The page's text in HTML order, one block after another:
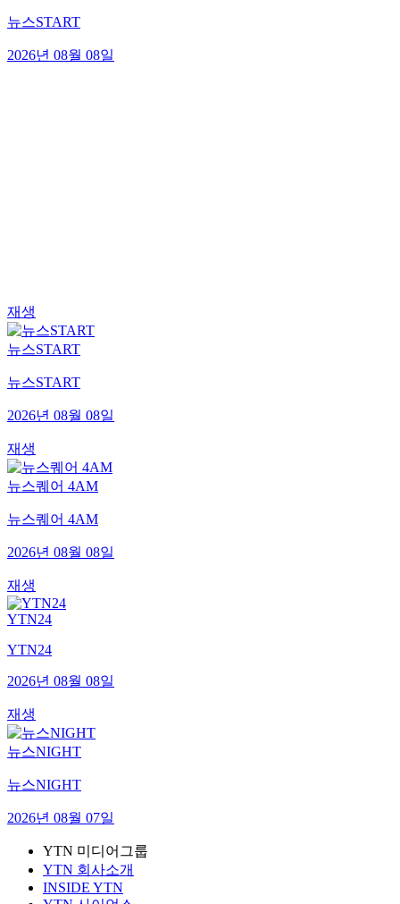
뉴스START
2026년 08월 08일
재생
뉴스START
뉴스START
2026년 08월 08일
재생
뉴스퀘어 4AM
뉴스퀘어 4AM
2026년 08월 08일
재생
YTN24
YTN24
2026년 08월 08일
재생
뉴스NIGHT
뉴스NIGHT
2026년 08월 07일
YTN 미디어그룹
YTN 회사소개
INSIDE YTN